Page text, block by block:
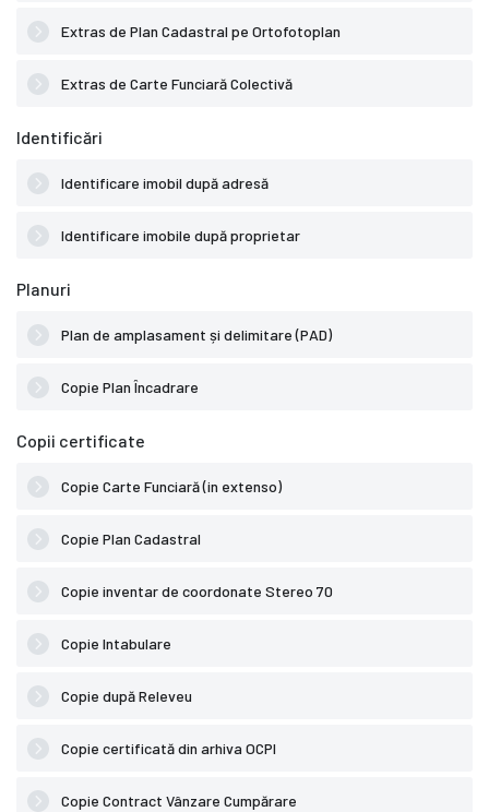
Extras de Plan Cadastral pe Ortofotoplan
Extras de Carte Funciară Colectivă
Identificări
Identificare imobil după adresă
Identificare imobile după proprietar
Planuri
Plan de amplasament și delimitare (PAD)
Copie Plan Încadrare
Copii certificate
Copie Carte Funciară (in extenso)
Copie Plan Cadastral
Copie inventar de coordonate Stereo 70
Copie Intabulare
Copie după Releveu
Copie certificată din arhiva OCPI
Copie Contract Vânzare Cumpărare